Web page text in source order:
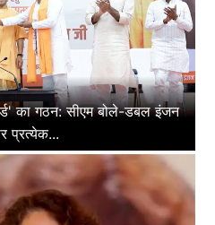
का गठन: सीएम बोले-डबल इंजन
प्रत्येक...